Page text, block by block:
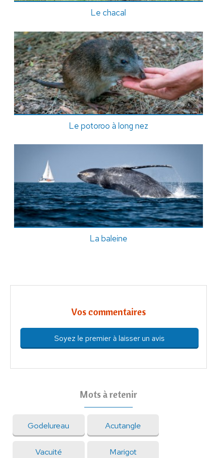
Le chacal
Le potoroo à long nez
La baleine
Vos commentaires
Soyez le premier à laisser un avis
Mots à retenir
Godelureau Acutangle
Vacuité Marigot